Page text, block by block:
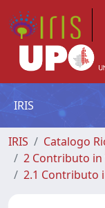
IRIS
IRIS
Catalogo
2 Contributo in
2.1 Contributo